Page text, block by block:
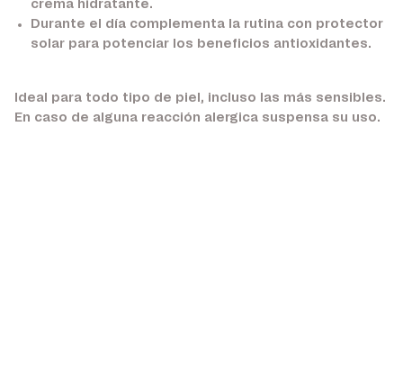
crema hidratante.
Durante el día complementa la rutina con protector
solar para potenciar los beneficios antioxidantes.
Ideal para todo tipo de piel, incluso las más sensibles.
En caso de alguna reacción alergica suspensa su uso.